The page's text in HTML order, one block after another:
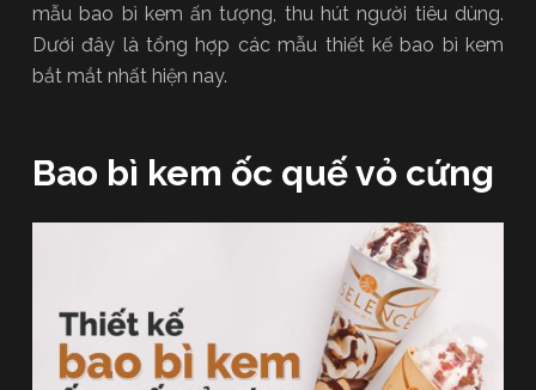
mẫu bao bì kem ấn tượng, thu hút người tiêu dùng.
Dưới đây là tổng hợp các mẫu thiết kế bao bì kem
bắt mắt nhất hiện nay.
Bao bì kem ốc quế vỏ cứng